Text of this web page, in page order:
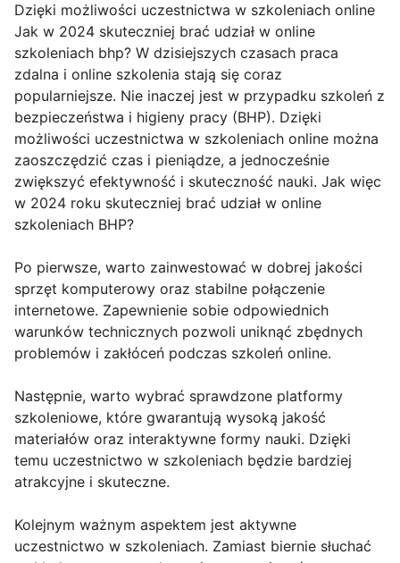
Dzięki możliwości uczestnictwa w szkoleniach online
Jak w 2024 skuteczniej brać udział w online
szkoleniach bhp? W dzisiejszych czasach praca
zdalna i online szkolenia stają się coraz
popularniejsze. Nie inaczej jest w przypadku szkoleń z
bezpieczeństwa i higieny pracy (BHP). Dzięki
możliwości uczestnictwa w szkoleniach online można
zaoszczędzić czas i pieniądze, a jednocześnie
zwiększyć efektywność i skuteczność nauki. Jak więc
w 2024 roku skuteczniej brać udział w online
szkoleniach BHP?
Po pierwsze, warto zainwestować w dobrej jakości
sprzęt komputerowy oraz stabilne połączenie
internetowe. Zapewnienie sobie odpowiednich
warunków technicznych pozwoli uniknąć zbędnych
problemów i zakłóceń podczas szkoleń online.
Następnie, warto wybrać sprawdzone platformy
szkoleniowe, które gwarantują wysoką jakość
materiałów oraz interaktywne formy nauki. Dzięki
temu uczestnictwo w szkoleniach będzie bardziej
atrakcyjne i skuteczne.
Kolejnym ważnym aspektem jest aktywne
uczestnictwo w szkoleniach. Zamiast biernie słuchać